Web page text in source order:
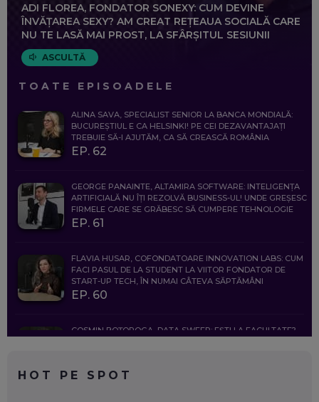
ADI FLOREA, FONDATOR SONEXY: CUM DEVINE
ÎNVĂȚAREA SEXY? AM CREAT REȚEAUA SOCIALĂ CARE
NU TE LASĂ MAI PROST, LA SFÂRȘITUL SESIUNII
ASCULTĂ
TOATE EPISOADELE
ALINA SAVA, SPECIALIST SENIOR LA BANCA MONDIALĂ:
BUCUREȘTIUL E CA HELSINKI! PE CEI DEZAVANTAJAȚI
TREBUIE SĂ-I AJUTĂM, CA SĂ CREASCĂ ROMÂNIA
EP. 62
GEORGE PANAINTE, ALTAMIRA SOFTWARE: INTELIGENȚA
ARTIFICIALĂ NU ÎȚI REZOLVĂ BUSINESS-UL! UNDE GREȘESC
FIRMELE CARE SE GRĂBESC SĂ CUMPERE TEHNOLOGIE
EP. 61
FLAVIA HUSAR, COFONDATOARE INNOVATION LABS: CUM
FACI PASUL DE LA STUDENT LA VIITOR FONDATOR DE
START-UP TECH, ÎN NUMAI CÂTEVA SĂPTĂMÂNI
EP. 60
COSMIN BOȚOROGA, DATA SWEEP: EȘTI LA FACULTATE?
HOT PE SPOT